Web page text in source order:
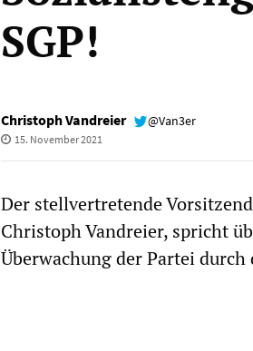
SGP!
Christoph Vandreier @Van3er
15. November 2021
Der stellvertretende
Christoph Vandreier, spricht
Überwachung der Partei durch